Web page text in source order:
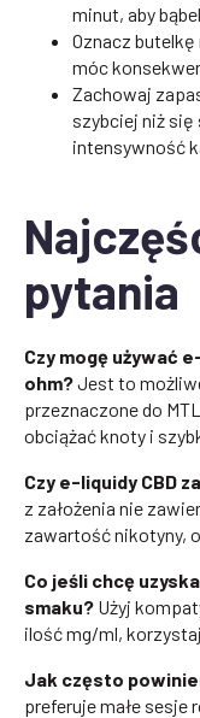
minut, aby
Oznacz
móc
Zachowaj
szybciej niż
intensywność
pytania
Czy mogę używać
ohm?Jest to
przeznaczone do
obciążać knoty i
Czy e-liquidy CBD
z założenia nie
zawartość nikotyny,
Co jeśli chcę
smaku? Użyj
ilość mg/ml,
Jak często
preferuje małe sesje